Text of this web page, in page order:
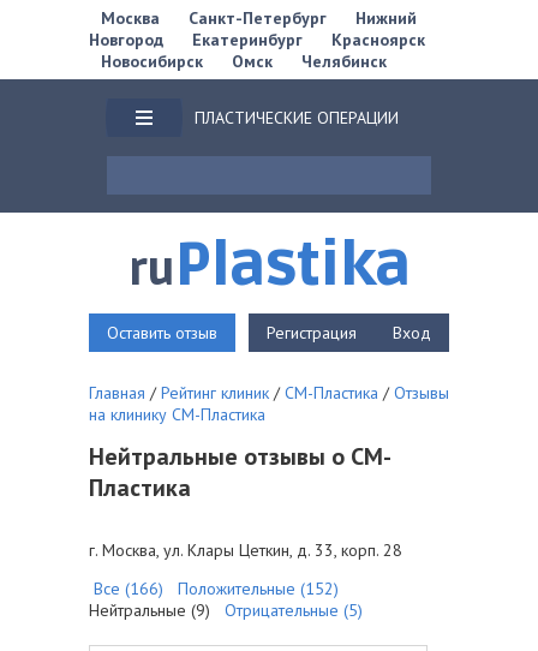
Москва Санкт-Петербург
Нижний
Новгород
Екатеринбург
Красноярск
Новосибирск
Омск Челябинск
ПЛАСТИЧЕСКИЕ ОПЕРАЦИИ
ruPlastika
Оставить отзыв Регистрация Вход
Главная / Рейтинг клиник / СМ-Пластика / Отзывы
на клинику СМ-Пластика
Нейтральные отзывы о СМ-
Пластика
г. Москва, ул. Клары Цеткин, д. 33, корп. 28
Все (166)
Положительные (152)
Нейтральные (9) Отрицательные (5)